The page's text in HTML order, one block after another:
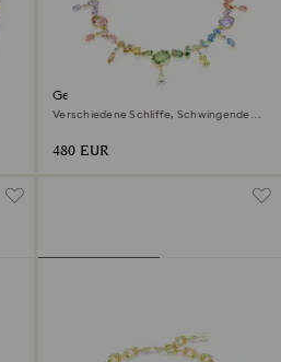
Gema Halskette
Verschiedene Schliffe, Schwingende
480 EUR